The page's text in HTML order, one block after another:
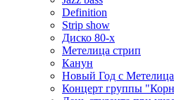
Definition
Strip show
Диско 80-х
Метелица стрип
Канун
Новый Год с
Концерт группы